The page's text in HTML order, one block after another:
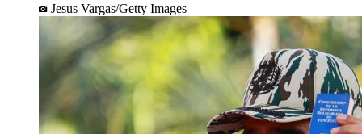
Jesus Vargas/Getty Images